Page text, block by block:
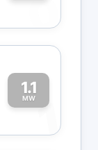
0
1.1
MW1